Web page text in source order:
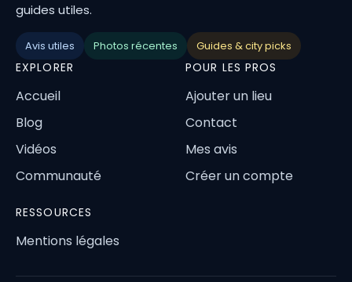
guides utiles.
Avis utiles Photos récentes Guides & city picks
EXPLORER
Accueil
Blog
Vidéos
Communauté
POUR LES PROS
Ajouter un lieu
Contact
Mes avis
Créer un compte
RESSOURCES
Mentions légales